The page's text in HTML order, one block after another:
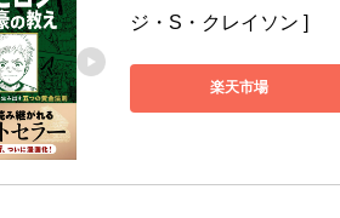
ジ・S・クレイソン ]
楽天市場